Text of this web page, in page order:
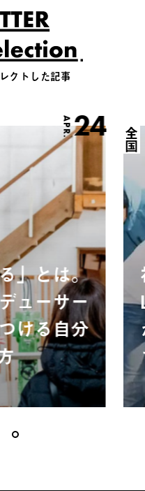
クトした記事
APR.24
」とは。
ューサー
ける自分
全国